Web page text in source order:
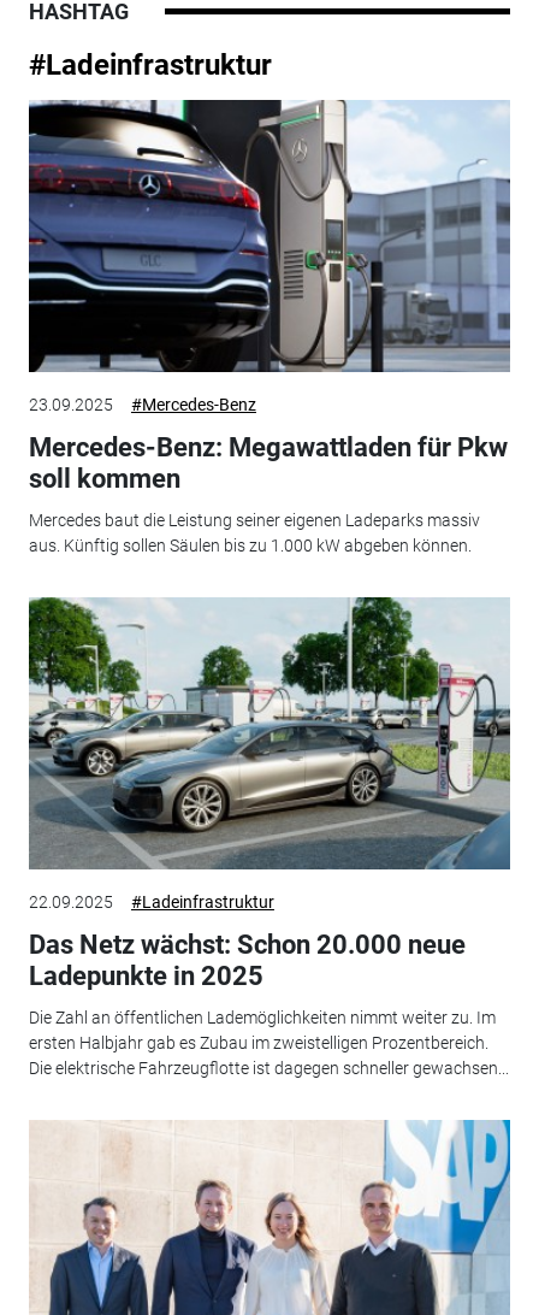
HASHTAG
#Ladeinfrastruktur
23.09.2025 #Mercedes-Benz
Mercedes-Benz: Megawattladen für Pkw
soll kommen
Mercedes baut die Leistung seiner eigenen Ladeparks massiv
aus. Künftig sollen Säulen bis zu 1.000 kW abgeben können.
22.09.2025 #Ladeinfrastruktur
Das Netz wächst: Schon 20.000 neue
Ladepunkte in 2025
Die Zahl an öffentlichen Lademöglichkeiten nimmt weiter zu. Im
ersten Halbjahr gab es Zubau im zweistelligen Prozentbereich.
Die elektrische Fahrzeugflotte ist dagegen schneller gewachsen...